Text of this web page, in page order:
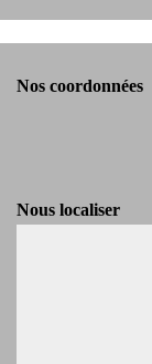
Nos coordonnées
Nous localiser